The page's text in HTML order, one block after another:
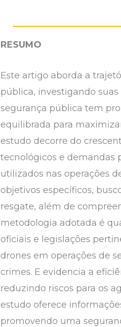
RESUMO
Este artigo aborda a
pública, investigando
segurança pública tem
equilibrada para
estudo decorre do
tecnológicos e demandas
utilizados nas operações
objetivos específicos,
resgate, além de
metodologia adotada é
oficiais e legislações
drones em operações de
crimes. E evidencia a
reduzindo riscos para os
estudo oferece
promovendo uma